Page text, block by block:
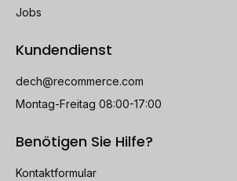
Jobs
Kundendienst
dech@recommerce.com
Montag-Freitag 08:00-17:00
Benötigen Sie Hilfe?
Kontaktformular